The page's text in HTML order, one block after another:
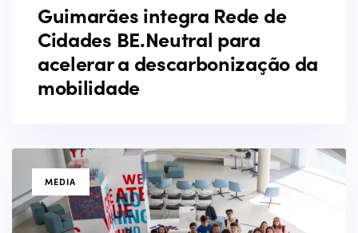
Guimarães integra Rede de
Cidades BE.Neutral para
acelerar a descarbonização da
mobilidade
TAGSMEDIA